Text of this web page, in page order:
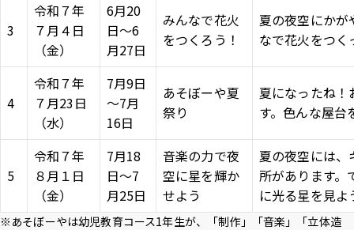
文字サイズ ： 標準
背景色 ： 白 青 黒
3
令和７年
７月４日
（金）
6月20
日～6
月27日
みんなで花火
をつくろう！
夏の夜空にか
なで花火をつく
4
令和７年
７月23日
（水）
7月9日
～7月
16日
あそぼーや夏
祭り
夏になったね
す。色んな屋台
5
令和７年
８月１日
（金）
7月18
日～7
月25日
音楽の力で夜
空に星を輝か
せよう
夏の夜空には
所があります。
に光る星を見よ
※あそぼーやは幼児教育コース1年生が、「制作」「音楽」「立体造